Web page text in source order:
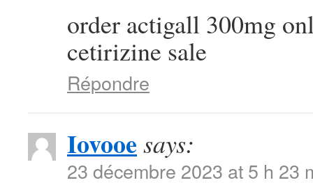
order actigall 300mg
cetirizine sale
Répondre
Iovooe says:
23 décembre 2023 at 5 h 23